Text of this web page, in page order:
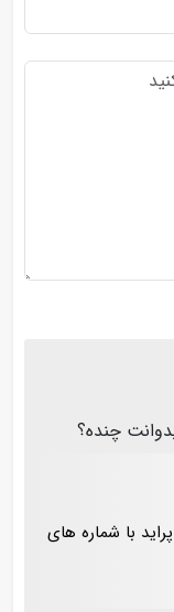
چنده؟
با شماره های